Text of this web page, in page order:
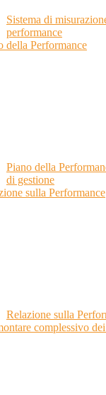
Sistema di
performance
della Performance
Piano della
di gestione
sulla Performance
Relazione sulla
complessivo